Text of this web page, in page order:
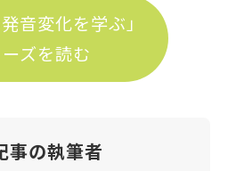
音変化を学ぶ」
ズを読む
事の執筆者